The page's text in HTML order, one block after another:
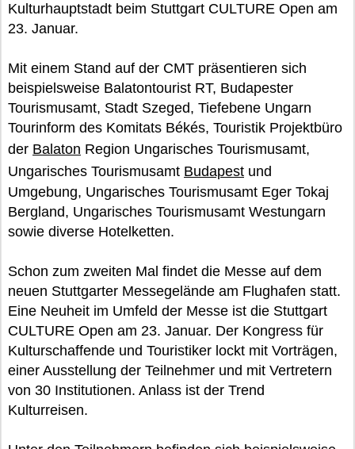
Kulturhauptstadt beim Stuttgart CULTURE Open am
23. Januar.
Mit einem Stand auf der CMT präsentieren sich
beispielsweise Balatontourist RT, Budapester
Tourismusamt, Stadt Szeged, Tiefebene Ungarn
Tourinform des Komitats Békés, Touristik Projektbüro
der Balaton Region Ungarisches Tourismusamt,
Ungarisches Tourismusamt Budapest und
Umgebung, Ungarisches Tourismusamt Eger Tokaj
Bergland, Ungarisches Tourismusamt Westungarn
sowie diverse Hotelketten.
Schon zum zweiten Mal findet die Messe auf dem
neuen Stuttgarter Messegelände am Flughafen statt.
Eine Neuheit im Umfeld der Messe ist die Stuttgart
CULTURE Open am 23. Januar. Der Kongress für
Kulturschaffende und Touristiker lockt mit Vorträgen,
einer Ausstellung der Teilnehmer und mit Vertretern
von 30 Institutionen. Anlass ist der Trend
Kulturreisen.